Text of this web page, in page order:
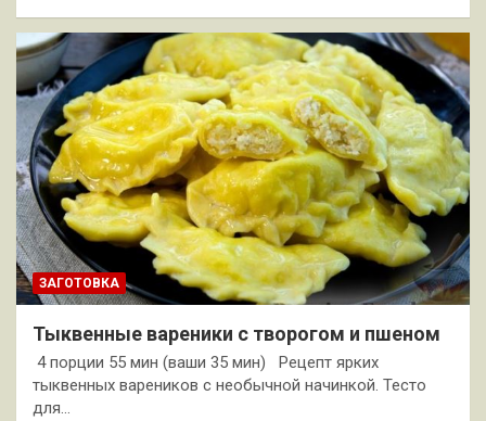
ЗАГОТОВКА
Тыквенные вареники с творогом и пшеном
4 порции 55 мин (ваши 35 мин) Рецепт ярких
тыквенных вареников с необычной начинкой. Тесто
для…